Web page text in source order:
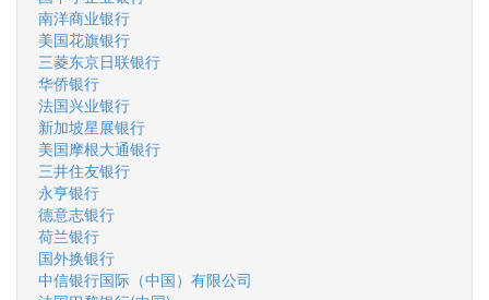
南洋商业银行
美国花旗银行
三菱东京日联银行
华侨银行
法国兴业银行
新加坡星展银行
美国摩根大通银行
三井住友银行
永亨银行
德意志银行
荷兰银行
国外换银行
中信银行国际（中国）有限公司